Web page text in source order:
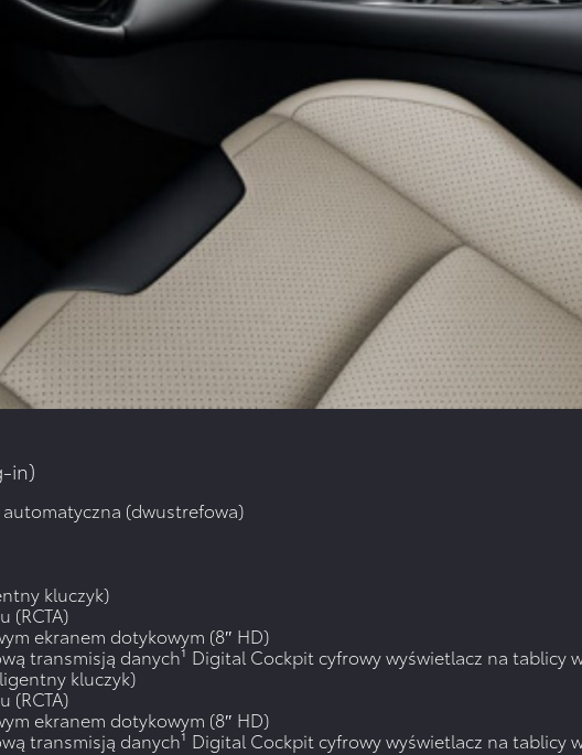
in)
automatyczna (dwustrefowa)
kluczyk)
(RCTA)
ekranem dotykowym (8″ HD)
transmisją danych¹ Digital Cockpit cyfrowy wyświetlacz na tablicy
kluczyk)
(RCTA)
ekranem dotykowym (8″ HD)
transmisją danych¹ Digital Cockpit cyfrowy wyświetlacz na tablicy